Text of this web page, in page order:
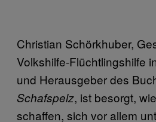
Christian Schörkhuber,
Volkshilfe-Flüchtlingshilfe
und Herausgeber des
Schafspelz, ist besorgt,
schaffen, sich vor allem